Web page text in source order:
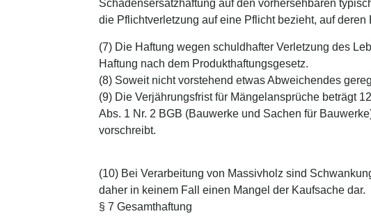
Schadensersatzhaftung auf den vorhersehbaren
die Pflichtverletzung auf eine Pflicht bezieht, auf
(7) Die Haftung wegen schuldhafter Verletzung des
Haftung nach dem Produkthaftungsgesetz.
(8) Soweit nicht vorstehend etwas Abweichendes
(9) Die Verjährungsfrist für Mängelansprüche beträgt
Abs. 1 Nr. 2 BGB (Bauwerke und Sachen für
vorschreibt.
(10) Bei Verarbeitung von Massivholz sind
daher in keinem Fall einen Mangel der Kaufsache dar.
§ 7 Gesamthaftung